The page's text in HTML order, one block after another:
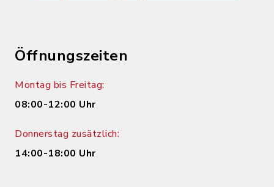
Öffnungszeiten
Montag bis Freitag:
08:00-12:00 Uhr
Donnerstag zusätzlich:
14:00-18:00 Uhr